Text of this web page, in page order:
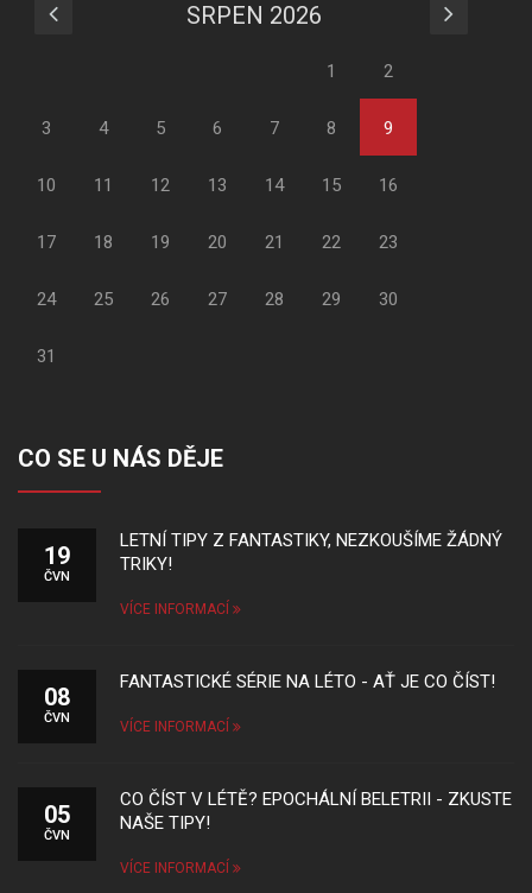
SRPEN 2026
1 2
3 4 5 6 7 8 9
10 11 12 13 14 15 16
17 18 19 20 21 22 23
24 25 26 27 28 29 30
31
CO SE U NÁS DĚJE
19
ČVN
LETNÍ TIPY Z FANTASTIKY, NEZKOUŠÍME ŽÁDNÝ
TRIKY!
VÍCE INFORMACÍ
08
ČVN
FANTASTICKÉ SÉRIE NA LÉTO - AŤ JE CO ČÍST!
VÍCE INFORMACÍ
05
ČVN
CO ČÍST V LÉTĚ? EPOCHÁLNÍ BELETRII - ZKUSTE
NAŠE TIPY!
VÍCE INFORMACÍ